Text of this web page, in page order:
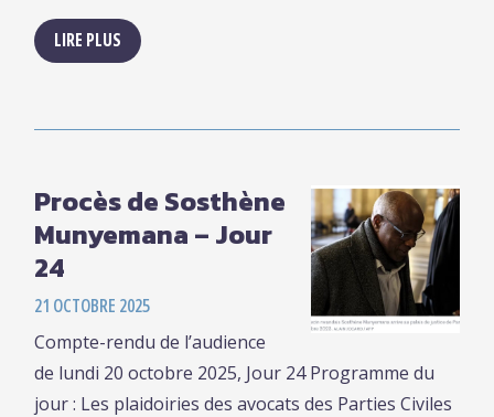
LIRE PLUS
Procès de Sosthène
Munyemana – Jour
24
21 OCTOBRE 2025
Compte-rendu de l’audience
de lundi 20 octobre 2025, Jour 24 Programme du
jour : Les plaidoiries des avocats des Parties Civiles